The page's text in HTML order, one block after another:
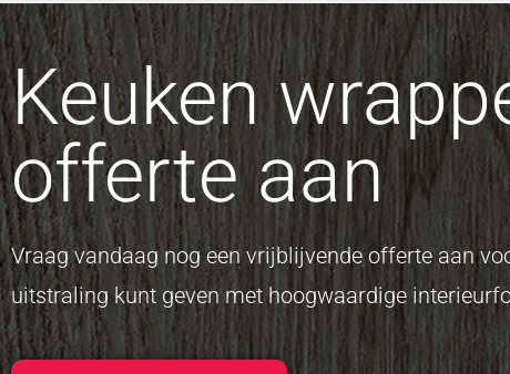
Keuken
offerte aan
Vraag vandaag nog een vrijblijvende offerte aan
uitstraling kunt geven met hoogwaardige